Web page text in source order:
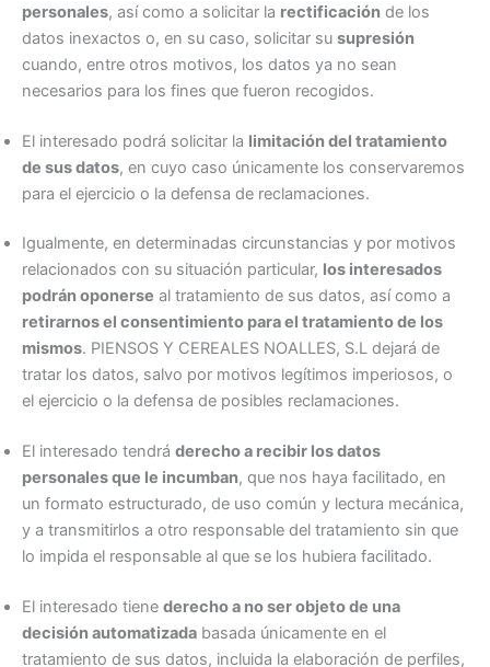
personales, así como a solicitar la rectificación de los
datos inexactos o, en su caso, solicitar su supresión
cuando, entre otros motivos, los datos ya no sean
necesarios para los fines que fueron recogidos.
El interesado podrá solicitar la limitación del tratamiento
de sus datos, en cuyo caso únicamente los conservaremos
para el ejercicio o la defensa de reclamaciones.
Igualmente, en determinadas circunstancias y por motivos
relacionados con su situación particular, los interesados
podrán oponerse al tratamiento de sus datos, así como a
retirarnos el consentimiento para el tratamiento de los
mismos. PIENSOS Y CEREALES NOALLES, S.L dejará de
tratar los datos, salvo por motivos legítimos imperiosos, o
el ejercicio o la defensa de posibles reclamaciones.
El interesado tendrá derecho a recibir los datos
personales que le incumban, que nos haya facilitado, en
un formato estructurado, de uso común y lectura mecánica,
y a transmitirlos a otro responsable del tratamiento sin que
lo impida el responsable al que se los hubiera facilitado.
El interesado tiene derecho a no ser objeto de una
decisión automatizada basada únicamente en el
tratamiento de sus datos, incluida la elaboración de perfiles,